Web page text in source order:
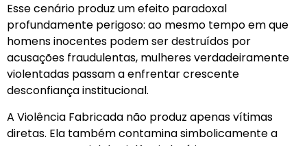
Esse cenário produz um efeito paradoxal
profundamente perigoso: ao mesmo tempo em que
homens inocentes podem ser destruídos por
acusações fraudulentas, mulheres verdadeiramente
violentadas passam a enfrentar crescente
desconfiança institucional.
A Violência Fabricada não produz apenas vítimas
diretas. Ela também contamina simbolicamente a